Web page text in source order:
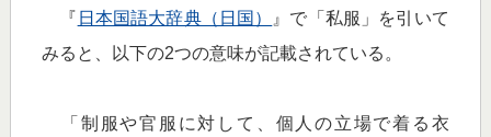
『 日本国語大辞典（日国）
』で「私服」を引いて
みると、以下の2つの意味が記載されている。
「制服や官服に対して、個人の立場で着る衣